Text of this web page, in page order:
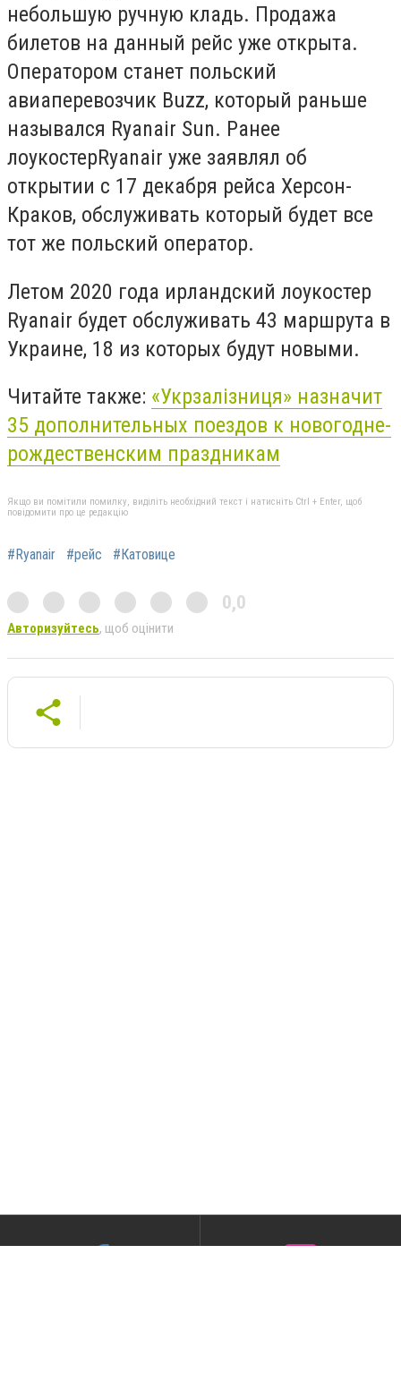
небольшую ручную кладь. Продажа
билетов на данный рейс уже открыта.
Оператором станет польский
авиаперевозчик Buzz, который раньше
назывался Ryanair Sun. Ранее
лоукостерRyanair уже заявлял об
открытии с 17 декабря рейса Херсон-
Краков, обслуживать который будет все
тот же польский оператор.
Летом 2020 года ирландский лоукостер
Ryanair будет обслуживать 43 маршрута в
Украине, 18 из которых будут новыми.
Читайте также: «Укрзалізниця» назначит
35 дополнительных поездов к новогодне-
рождественским праздникам
Якщо ви помітили помилку, виділіть необхідний текст і натисніть Ctrl + Enter, щоб
повідомити про це редакцію
#Ryanair #рейс #Катовице
0,0
Авторизуйтесь, щоб оцінити